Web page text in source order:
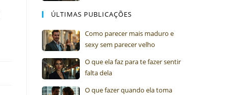
ÚLTIMAS PUBLICAÇÕES
Como parecer mais maduro e
sexy sem parecer velho
O que ela faz para te fazer sentir
falta dela
O que fazer quando ela toma